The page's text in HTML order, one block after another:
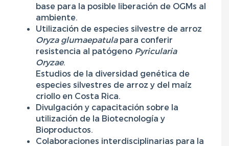
base para la posible liberación de OGMs al
ambiente.
Utilización de especies silvestre de arroz
Oryza glumaepatulapara conferir
resistencia al patógeno Pyricularia
Oryzae.
Estudios de la diversidad genética de
especies silvestres de arroz y del maíz
criollo en Costa Rica.
Divulgación y capacitación sobre la
utilización de la Biotecnología y
Bioproductos.
Colaboraciones interdisciplinarias para la